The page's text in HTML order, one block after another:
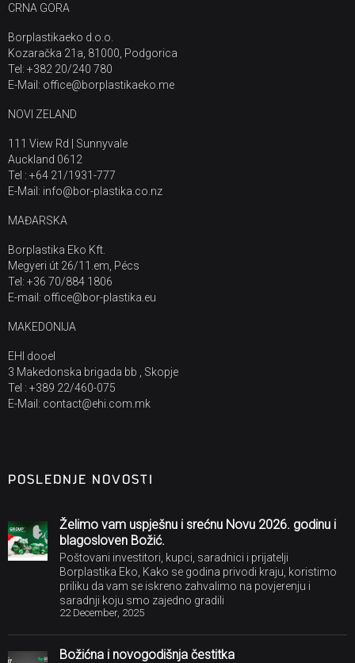
CRNA GORA
Borplastikaeko d.o.o.
Kozaračka 21a, 81000, Podgorica
Tel: +382 20/240 780
E-Mail: office@borplastikaeko.me
NOVI ZELAND
111 View Rd | Sunnyvale
Auckland 0612
Tel : +64 21/1931-777
E-Mail: info@bor-plastika.co.nz
MAĐARSKA
Borplastika Eko Kft.
Megyeri út 26/11.em, Pécs
Tel: +36 70/884 1806
E-mail: office@bor-plastika.eu
MAKEDONIJA
EHI dooel
3 Makedonska brigada bb , Skopje
Tel : +389 22/460-075
E-Mail: contact@ehi.com.mk
POSLEDNJE NOVOSTI
Želimo vam uspješnu i srećnu Novu 2026. godinu i
blagosloven Božić.
Poštovani investitori, kupci, saradnici i prijatelji
Borplastika Eko, Kako se godina privodi kraju, koristimo
priliku da vam se iskreno zahvalimo na povjerenju i
saradnji koju smo zajedno gradili
22 December, 2025
Božićna i novogodišnja čestitka